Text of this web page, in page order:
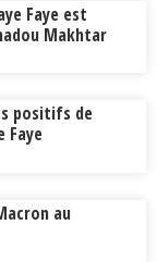
Faye est
Makhtar
positifs de
Faye
au